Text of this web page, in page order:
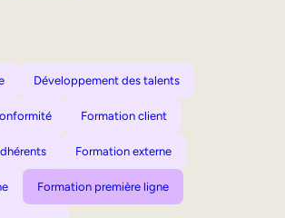
Développement des talents
Formation client
Formation externe
Formation première ligne